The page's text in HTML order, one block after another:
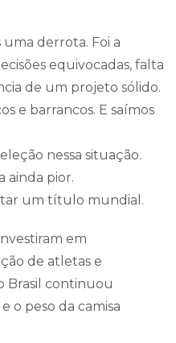
derrota. Foi a
equivocadas, falta
de um projeto sólido.
e barrancos. E saímos
nessa situação.
ainda pior.
um título mundial.
em
de atletas e
Brasil continuou
o peso da camisa